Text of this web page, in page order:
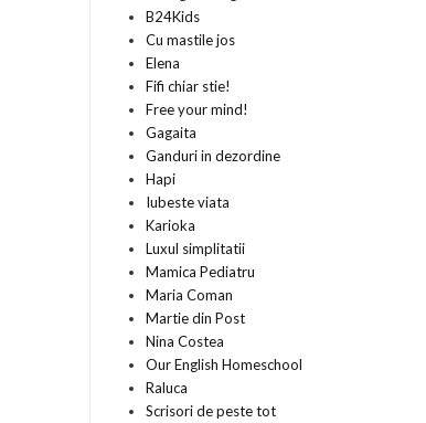
B24Kids
Cu mastile jos
Elena
Fifi chiar stie!
Free your mind!
Gagaita
Ganduri in dezordine
Hapi
Iubeste viata
Karioka
Luxul simplitatii
Mamica Pediatru
Maria Coman
Martie din Post
Nina Costea
Our English Homeschool
Raluca
Scrisori de peste tot